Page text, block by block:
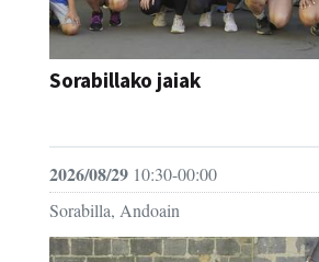
Sorabillako jaiak
2026/08/29 10:30-00:00
Sorabilla, Andoain